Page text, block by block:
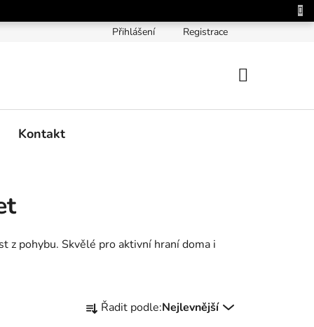
Přihlášení Registrace
Kontakt
z pohybu. Skvělé pro aktivní hraní doma i
a Řadit podle:Nejlevnější